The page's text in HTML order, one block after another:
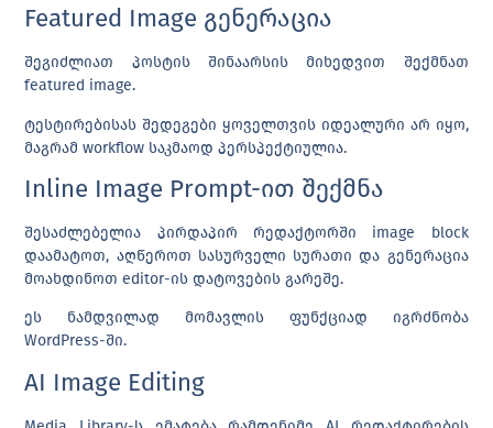
Featured Image გენერაცია
შეგიძლიათ პოსტის შინაარსის მიხედვით შექმნათ
featured image.
ტესტირებისას შედეგები ყოველთვის იდეალური არ იყო,
მაგრამ workflow საკმაოდ პერსპექტიულია.
Inline Image Prompt-ით შექმნა
შესაძლებელია პირდაპირ რედაქტორში image block
დაამატოთ, აღწეროთ სასურველი სურათი და გენერაცია
მოახდინოთ editor-ის დატოვების გარეშე.
ეს ნამდვილად მომავლის ფუნქციად იგრძნობა
WordPress-ში.
AI Image Editing